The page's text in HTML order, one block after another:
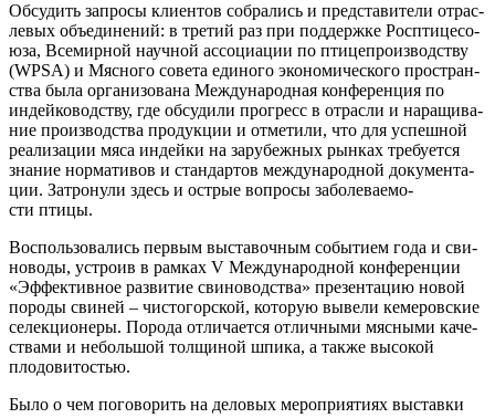
Обсу­дить запро­сы кли­ен­тов собра­лись и пред­ста­ви­те­ли отрас­
ле­вых объ­еди­не­ний: в тре­тий раз при под­держ­ке Роспти­це­со­
ю­за, Все­мир­ной науч­ной ассо­ци­а­ции по пти­це­про­из­вод­ству
(WPSA) и Мяс­но­го сове­та еди­но­го эко­но­ми­че­ско­го про­стран­
ства была орга­ни­зо­ва­на Меж­ду­на­род­ная кон­фе­рен­ция по
индей­ко­вод­ству, где обсу­ди­ли про­гресс в отрас­ли и нара­щи­ва­
ние про­из­вод­ства про­дук­ции и отме­ти­ли, что для успеш­ной
реа­ли­за­ции мяса индей­ки на зару­беж­ных рын­ках тре­бу­ет­ся
зна­ние нор­ма­ти­вов и стан­дар­тов меж­ду­на­род­ной доку­мен­та­
ции. Затро­ну­ли здесь и ост­рые вопро­сы забо­ле­ва­е­мо­
сти птицы.
Вос­поль­зо­ва­лись пер­вым выста­воч­ным собы­ти­ем года и сви­
но­во­ды, устро­ив в рам­ках V Меж­ду­на­род­ной кон­фе­рен­ции
«Эффек­тив­ное раз­ви­тие сви­но­вод­ства» пре­зен­та­цию новой
поро­ды сви­ней – чисто­гор­ской, кото­рую выве­ли кеме­ров­ские
селек­ци­о­не­ры. Поро­да отли­ча­ет­ся отлич­ны­ми мяс­ны­ми каче­
ства­ми и неболь­шой тол­щи­ной шпи­ка, а так­же высо­кой
плодовитостью.
Было о чем пого­во­рить на дело­вых меро­при­я­ти­ях выстав­ки